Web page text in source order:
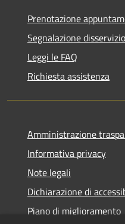
Prenotazione
Segnalazione disservizio
Leggi le FAQ
Richiesta assistenza
Amministrazione
Informativa privacy
Note legali
Dichiarazione di
Piano di miglioramento